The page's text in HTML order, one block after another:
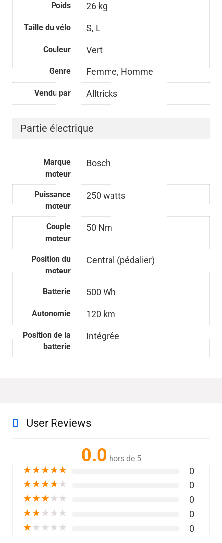
Poids 26 kg
Taille du vélo S, L
Couleur Vert
Genre Femme, Homme
Vendu par Alltricks
Partie électrique
Marque
moteur
Bosch
Puissance
moteur
250 watts
Couple
moteur
50 Nm
Position du
moteur
Central (pédalier)
Batterie 500 Wh
Autonomie 120 km
Position de la
batterie
Intégrée
User Reviews
0.0 hors de 5
★★★★★ 0
★★★★★ 0
★★★★★ 0
★★★★★ 0
★★★★★ 0